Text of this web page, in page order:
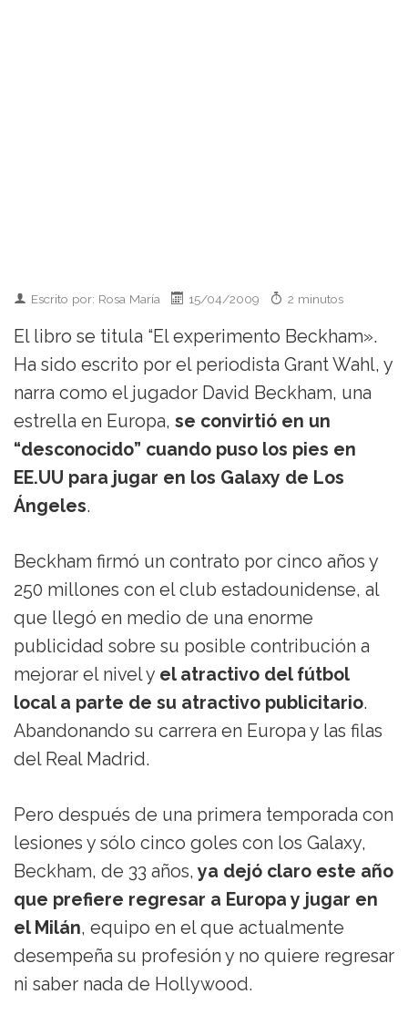
Escrito por: Rosa María 15/04/2009 2 minutos
El libro se titula “El experimento Beckham».
Ha sido escrito por el periodista Grant Wahl, y
narra como el jugador David Beckham, una
estrella en Europa, se convirtió en un
“desconocido” cuando puso los pies en
EE.UU para jugar en los Galaxy de Los
Ángeles.
Beckham firmó un contrato por cinco años y
250 millones con el club estadounidense, al
que llegó en medio de una enorme
publicidad sobre su posible contribución a
mejorar el nivel y el atractivo del fútbol
local a parte de su atractivo publicitario.
Abandonando su carrera en Europa y las filas
del Real Madrid.
Pero después de una primera temporada con
lesiones y sólo cinco goles con los Galaxy,
Beckham, de 33 años, ya dejó claro este año
que prefiere regresar a Europa y jugar en
el Milán, equipo en el que actualmente
desempeña su profesión y no quiere regresar
ni saber nada de Hollywood.